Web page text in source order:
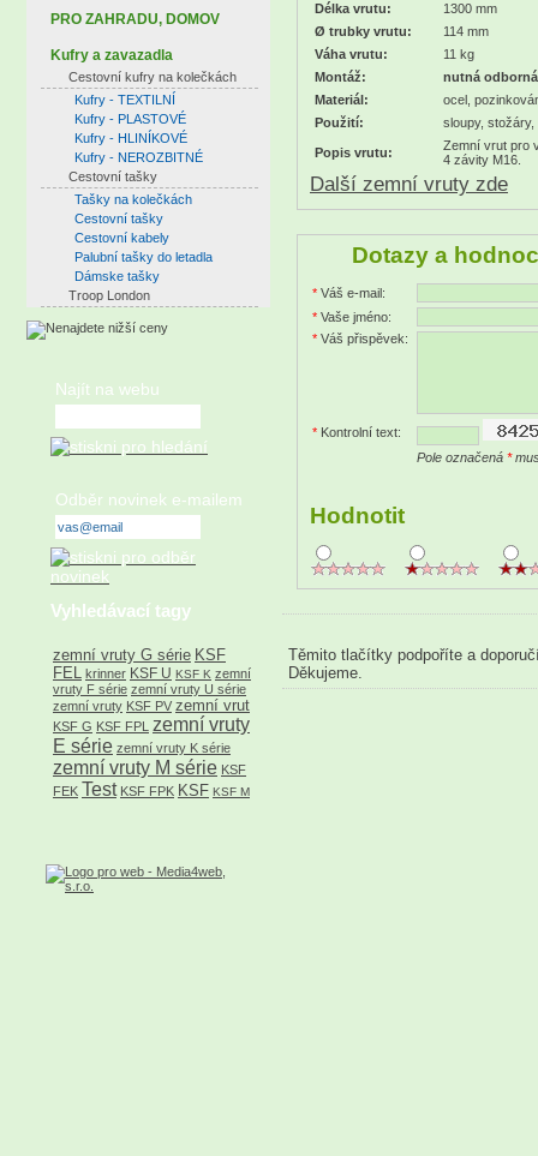
Délka vrutu:
1300 mm
Ø trubky vrutu:
114 mm
Váha vrutu:
11 kg
Montáž:
nutná
Materiál:
ocel,
Použití:
sloupy,
Popis vrutu:
Zemní vrut pro
4 závity M16.
Další zemní vruty zde
Dotazy a
* Váš e-mail:
* Vaše jméno:
* Váš přispěvek:
* Kontrolní text:
Pole označená *
Hodnotit
Těmito tlačítky podpoříte a
Děkujeme.
PRO ZAHRADU, DOMOV
Kufry a zavazadla
Cestovní kufry na kolečkách
Kufry - TEXTILNÍ
Kufry - PLASTOVÉ
Kufry - HLINÍKOVÉ
Kufry - NEROZBITNÉ
Cestovní tašky
Tašky na kolečkách
Cestovní tašky
Cestovní kabely
Palubní tašky do letadla
Dámske tašky
Troop London
Najít na webu
Odběr novinek e-mailem
Vyhledávací tagy
zemní vruty G série KSF
FEL krinner KSF U KSF K zemní
vruty F série zemní vruty U série
zemní vruty KSF PV zemní vrut
KSF G KSF FPL
zemní vruty
E série zemní vruty K série
zemní vruty M série KSF
FEK Test KSF FPK KSF KSF M